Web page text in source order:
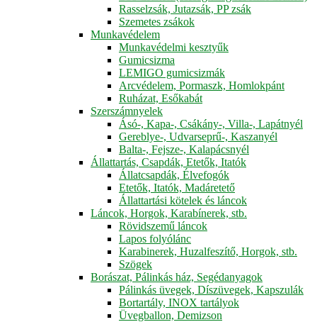
Rasselzsák, Jutazsák, PP zsák
Szemetes zsákok
Munkavédelem
Munkavédelmi kesztyűk
Gumicsizma
LEMIGO gumicsizmák
Arcvédelem, Pormaszk, Homlokpánt
Ruházat, Esőkabát
Szerszámnyelek
Ásó-, Kapa-, Csákány-, Villa-, Lapátnyél
Gereblye-, Udvarseprű-, Kaszanyél
Balta-, Fejsze-, Kalapácsnyél
Állattartás, Csapdák, Etetők, Itatók
Állatcsapdák, Élvefogók
Etetők, Itatók, Madáretető
Állattartási kötelek és láncok
Láncok, Horgok, Karabínerek, stb.
Rövidszemű láncok
Lapos folyólánc
Karabinerek, Huzalfeszítő, Horgok, stb.
Szögek
Borászat, Pálinkás ház, Segédanyagok
Pálinkás üvegek, Díszüvegek, Kapszulák
Bortartály, INOX tartályok
Üvegballon, Demizson